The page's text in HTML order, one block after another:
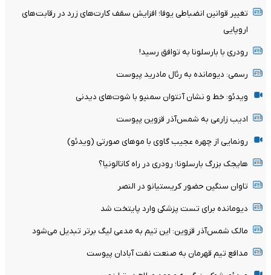
تغییر قوانین انضباطی یوفا؛ افزایش سقف کارت‌های زرد در رقابت‌های
اروپایی
رودری با بارسلونا به توافق رسید!
رسمی: دیومانده به رئال مادرید پیوست
ویدئو: خط و نشان آنتوان سمنیو با شوت‌های دیدنی
ادیب زارعی به شمس‌آذر قزوین پیوست
رونمایی از چهره عجیب گاوی با موهای صورتی (ویدئو)
هایجک بزرگ بارسلونا؛ رودری در راه کاتالونیا؟
تاوان سنگین حضور کریستیانو در النصر
دیومانده برای تست پزشکی وارد پایتخت شد
مالک شمس‌آذر قزوین: این تیم به مدعی لیگ برتر تبدیل می‌شود
مدافع تیم قهرمان به صنعت نفت آبادان پیوست